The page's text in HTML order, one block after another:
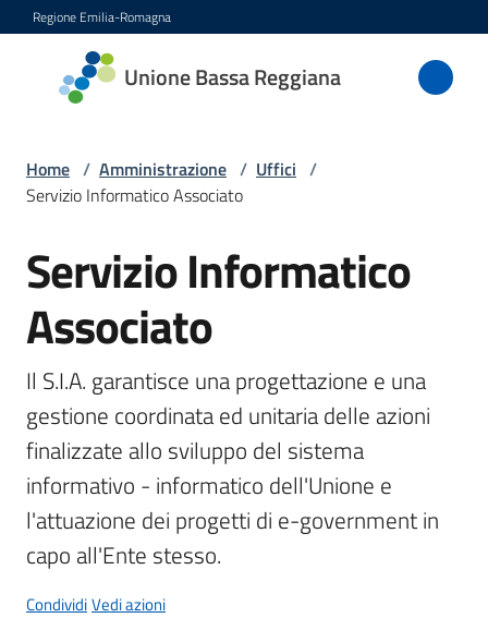
Vai al contenuto
Vai alla navigazione
Vai al footer
Regione Emilia-Romagna
Unione Bassa Reggiana
Unione
Bassa
Menu selezionato
Novità
Servizi
Menu selezionato
Vivere
l'Unione
Tutti
gli
Home / Amministrazione / Uffici /
Servizio Informatico Associato
Salta al contenuto
Servizio Informatico
Associato
Il S.I.A. garantisce una progettazione e una
gestione coordinata ed unitaria delle azioni
finalizzate allo sviluppo del sistema
informativo - informatico dell'Unione e
l'attuazione dei progetti di e-government in
capo all'Ente stesso.
CondividiVedi azioni